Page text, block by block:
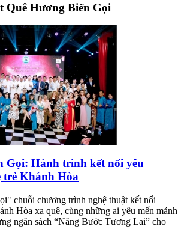
Quê Hương Biển Gọi
Gọi: Hành trình kết nối yêu
trẻ Khánh Hòa
chuỗi chương trình nghệ thuật kết nối
Hòa xa quê, cùng những ai yêu mến mảnh
ngân sách “Nâng Bước Tương Lai” cho